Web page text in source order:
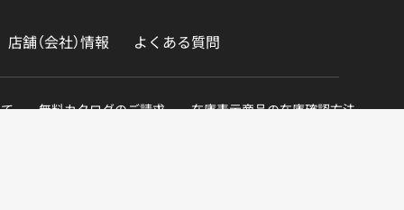
店舗（会社）情報 よくある質問
無料カタログのご請求 在庫表示商品の在庫確認方法